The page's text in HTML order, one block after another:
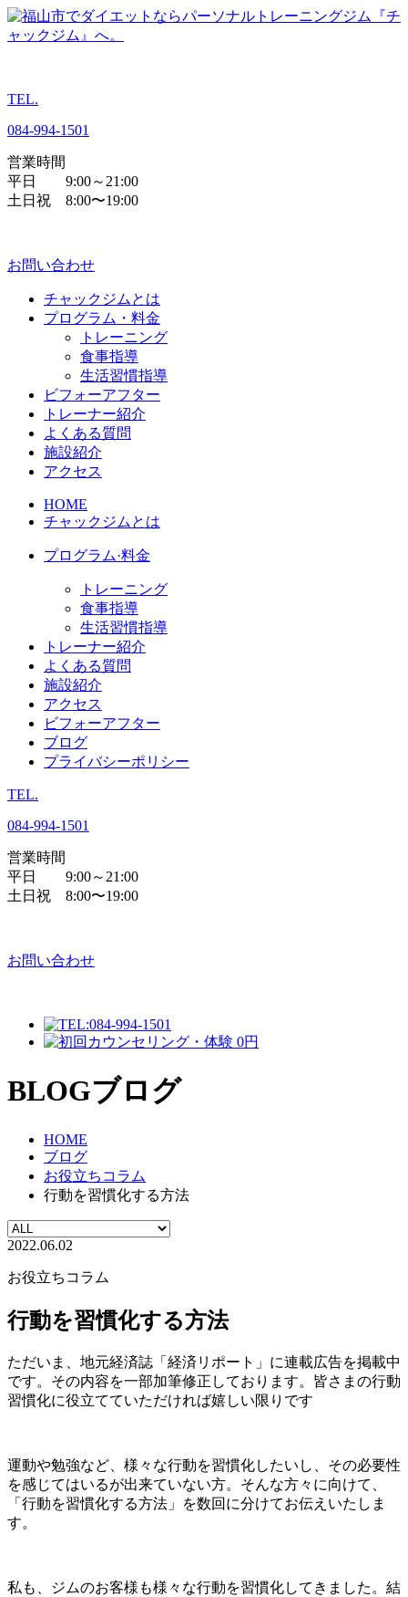
TEL.
084-994-1501
営業時間
平日 9:00～21:00
土日祝 8:00〜19:00
お問い合わせ
チャックジムとは
プログラム・料金
トレーニング
食事指導
生活習慣指導
ビフォーアフター
トレーナー紹介
よくある質問
施設紹介
アクセス
HOME
チャックジムとは
プログラム·料金
トレーニング
食事指導
生活習慣指導
トレーナー紹介
よくある質問
施設紹介
アクセス
ビフォーアフター
ブログ
プライバシーポリシー
TEL.
084-994-1501
営業時間
平日 9:00～21:00
土日祝 8:00〜19:00
お問い合わせ
BLOGブログ
HOME
ブログ
お役立ちコラム
行動を習慣化する方法
2022.06.02
お役立ちコラム
行動を習慣化する方法
ただいま、地元経済誌「経済リポート」に連載広告を掲載中
です。その内容を一部加筆修正しております。皆さまの行動
習慣化に役立てていただければ嬉しい限りです
運動や勉強など、様々な行動を習慣化したいし、その必要性
を感じてはいるが出来ていない方。そんな方々に向けて、
「行動を習慣化する方法」を数回に分けてお伝えいたしま
す。
私も、ジムのお客様も様々な行動を習慣化してきました。結